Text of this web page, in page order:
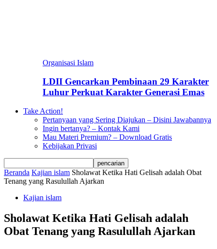
Organisasi Islam
LDII Gencarkan Pembinaan 29 Karakter
Luhur Perkuat Karakter Generasi Emas
Take Action!
Pertanyaan yang Sering Diajukan – Disini Jawabannya
Ingin bertanya? – Kontak Kami
Mau Materi Premium? – Download Gratis
Kebijakan Privasi
Beranda Kajian islam Sholawat Ketika Hati Gelisah adalah Obat
Tenang yang Rasulullah Ajarkan
Kajian islam
Sholawat Ketika Hati Gelisah adalah
Obat Tenang yang Rasulullah Ajarkan